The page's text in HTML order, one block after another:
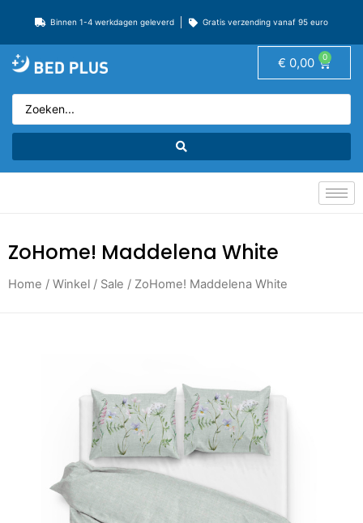
Binnen 1-4 werkdagen geleverd Gratis verzending vanaf 95 euro
€ 0,00 0
ZoHome! Maddelena White
Home / Winkel / Sale / ZoHome! Maddelena White